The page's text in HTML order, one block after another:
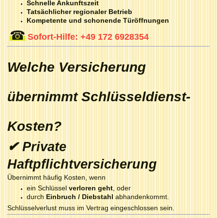
Schnelle Ankunftszeit
Tatsächlicher regionaler Betrieb
Kompetente und schonende Türöffnungen
☎ Sofort-Hilfe: +49 172 6928354
Welche Versicherung
übernimmt Schlüsseldienst-
Kosten?
✔ Private
Haftpflichtversicherung
Übernimmt häufig Kosten, wenn
ein Schlüssel verloren geht, oder
durch Einbruch / Diebstahl abhandenkommt.
Schlüsselverlust muss im Vertrag eingeschlossen sein.